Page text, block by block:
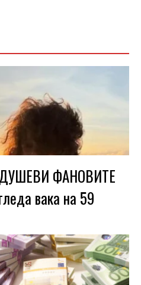
ФАНОВИТЕ
вака на 59